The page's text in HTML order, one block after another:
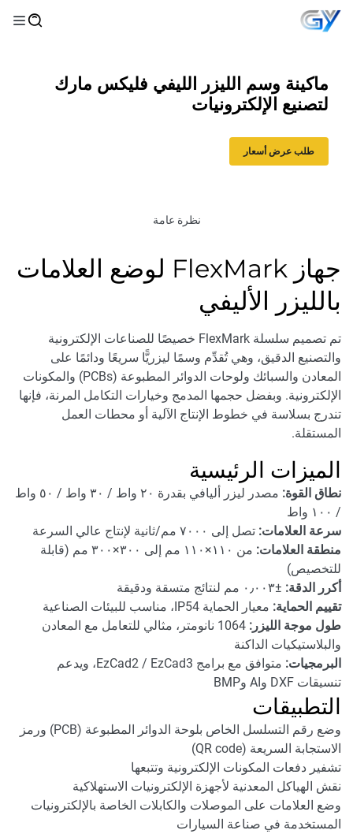
ماكينة وسم الليزر الليفي فليكس مارك
لتصنيع الإلكترونيات
طلب عرض أسعار
نظرة عامة
جهاز FlexMark لوضع العلامات
بالليزر الأليفي
تم تصميم سلسلة FlexMark خصيصًا للصناعات الإلكترونية
والتصنيع الدقيق، وهي تُقدِّم وسمًا ليزريًّا سريعًا ودائمًا على
المعادن والسبائك ولوحات الدوائر المطبوعة (PCBs) والمكونات
الإلكترونية. وبفضل حجمها المدمج وخيارات التكامل المرنة، فإنها
تندرج بسلاسة في خطوط الإنتاج الآلية أو محطات العمل
المستقلة.
الميزات الرئيسية
نطاق القوة:
مصدر ليزر أليافي بقدرة ٢٠ واط / ٣٠ واط / ٥٠ واط
/ ١٠٠ واط
سرعة العلامات: تصل إلى ٧٠٠٠ مم/ثانية لإنتاج عالي السرعة
منطقة العلامات:
من ١١٠×١١٠ مم إلى ٣٠٠×٣٠٠ مم (قابلة
للتخصيص)
أكرر الدقة: ±٠٫٠٠٣ مم لنتائج متسقة ودقيقة
تقييم الحماية: معيار الحماية IP54، مناسب للبيئات الصناعية
طول موجة الليزر:
1064 نانومتر، مثالي للتعامل مع المعادن
والبلاستيكيات الداكنة
البرمجيات:
متوافق مع برامج EzCad2 / EzCad3، ويدعم
تنسيقات DXF وAI وBMP
التطبيقات
وضع رقم التسلسل الخاص بلوحة الدوائر المطبوعة (PCB) ورمز
الاستجابة السريعة (QR code)
تشفير دفعات المكونات الإلكترونية وتتبعها
نقش الهياكل المعدنية لأجهزة الإلكترونيات الاستهلاكية
وضع العلامات على الموصلات والكابلات الخاصة بالإلكترونيات
المستخدمة في صناعة السيارات